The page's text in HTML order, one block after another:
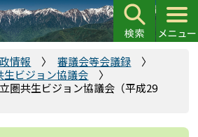
情報
審議会等会議録
ビジョン協議会
圏共生ビジョン協議会（平成29